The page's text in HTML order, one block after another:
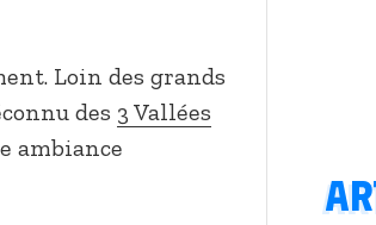
Loin des grands
des 3 Vallées
ambiance